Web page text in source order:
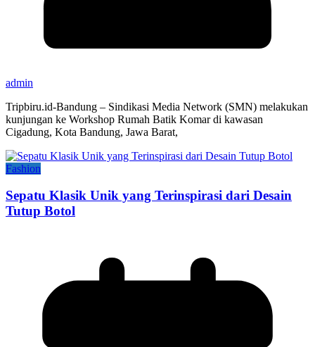
admin
Tripbiru.id-Bandung – Sindikasi Media Network (SMN) melakukan
kunjungan ke Workshop Rumah Batik Komar di kawasan
Cigadung, Kota Bandung, Jawa Barat,
Fashion
Sepatu Klasik Unik yang Terinspirasi dari Desain
Tutup Botol